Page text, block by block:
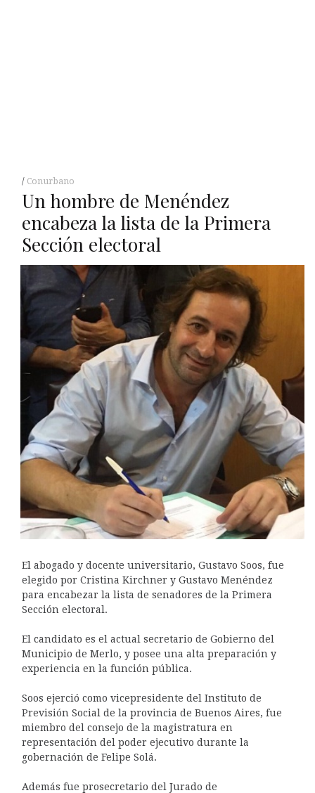
Conurbano
Un hombre de Menéndez
encabeza la lista de la Primera
Sección electoral
El abogado y docente universitario, Gustavo Soos, fue
elegido por Cristina Kirchner y Gustavo Menéndez
para encabezar la lista de senadores de la Primera
Sección electoral.
El candidato es el actual secretario de Gobierno del
Municipio de Merlo, y posee una alta preparación y
experiencia en la función pública.
Soos ejerció como vicepresidente del Instituto de
Previsión Social de la provincia de Buenos Aires, fue
miembro del consejo de la magistratura en
representación del poder ejecutivo durante la
gobernación de Felipe Solá.
Además fue prosecretario del Jurado de